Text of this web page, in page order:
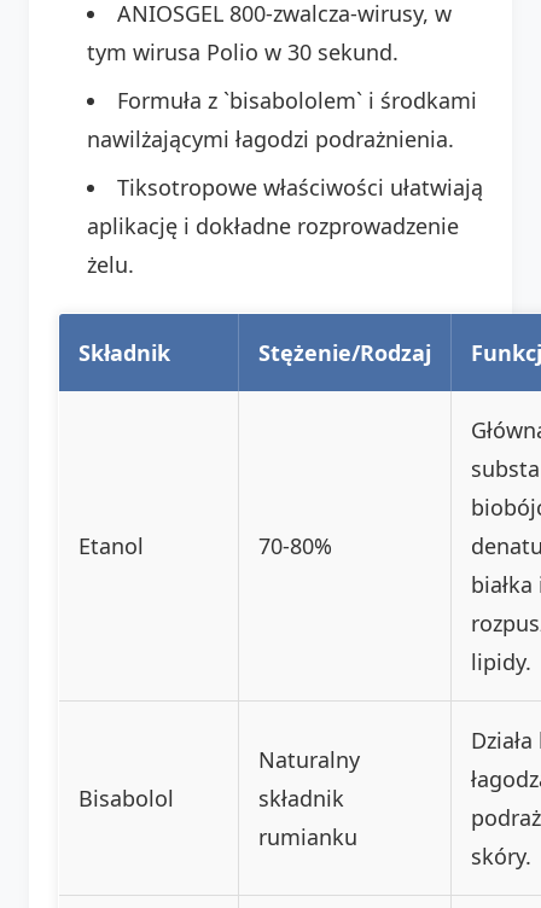
ANIOSGEL 800-zwalcza-wirusy, w
tym wirusa Polio w 30 sekund.
Formuła z `bisabololem` i środkami
nawilżającymi łagodzi podrażnienia.
Tiksotropowe właściwości ułatwiają
aplikację i dokładne rozprowadzenie
żelu.
Składnik Stężenie/Rodzaj
Etanol 70-80%
białka
lipidy.
Bisabolol
Naturalny
składnik
rumianku
skóry.